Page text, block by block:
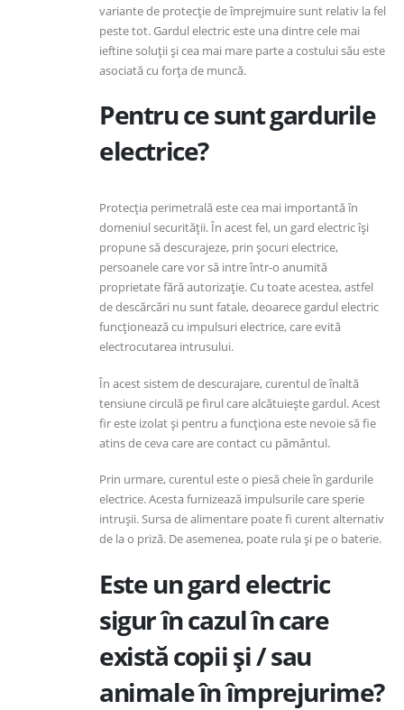
variante de protecție de împrejmuire sunt relativ la fel
peste tot. Gardul electric este una dintre cele mai
ieftine soluții și cea mai mare parte a costului său este
asociată cu forța de muncă.
Pentru ce sunt gardurile
electrice?
Protecția perimetrală este cea mai importantă în
domeniul securității. În acest fel, un gard electric își
propune să descurajeze, prin șocuri electrice,
persoanele care vor să intre într-o anumită
proprietate fără autorizație. Cu toate acestea, astfel
de descărcări nu sunt fatale, deoarece gardul electric
funcționează cu impulsuri electrice, care evită
electrocutarea intrusului.
În acest sistem de descurajare, curentul de înaltă
tensiune circulă pe firul care alcătuiește gardul. Acest
fir este izolat și pentru a funcționa este nevoie să fie
atins de ceva care are contact cu pământul.
Prin urmare, curentul este o piesă cheie în gardurile
electrice. Acesta furnizează impulsurile care sperie
intrușii. Sursa de alimentare poate fi curent alternativ
de la o priză. De asemenea, poate rula și pe o baterie.
Este un gard electric
sigur în cazul în care
există copii și / sau
animale în împrejurime?